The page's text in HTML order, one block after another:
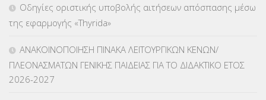
ΛΟΙΠΑ(309)
ΜΕΤΑΘΕΣΕΙΣ-ΤΟΠΟΘΕΤΗΣΕΙΣ ΒΕΛΤΙΩΣΕΙΣ(319)
Οδηγίες οριστικής υποβολής αιτήσεων απόσπασης μέσω
της εφαρμογής «Thyrida»
ΑΝΑΚΟΙΝΟΠΟΙΗΣΗ ΠΙΝΑΚΑ ΛΕΙΤΟΥΡΓΙΚΩΝ ΚΕΝΩΝ/
ΠΛΕΟΝΑΣΜΑΤΩΝ ΓΕΝΙΚΗΣ ΠΑΙΔΕΙΑΣ ΓΙΑ ΤΟ ΔΙΔΑΚΤΙΚΟ ΕΤΟΣ
2026-2027